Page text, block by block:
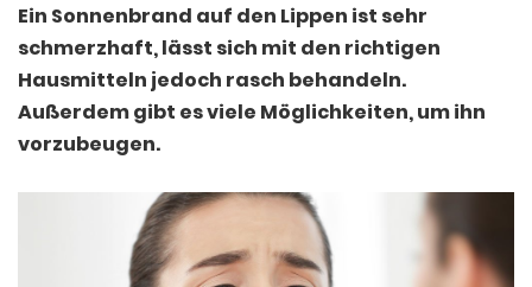
Ein Sonnenbrand auf den Lippen ist sehr
schmerzhaft, lässt sich mit den richtigen
Hausmitteln jedoch rasch behandeln.
Außerdem gibt es viele Möglichkeiten, um ihn
vorzubeugen.